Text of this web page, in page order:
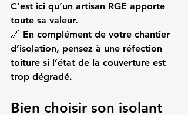
C’est ici qu’un artisan RGE apporte
toute sa valeur.
🔗 En complément de votre chantier
d’isolation, pensez à une réfection
toiture si l’état de la couverture est
trop dégradé.
Bien choisir son isolant